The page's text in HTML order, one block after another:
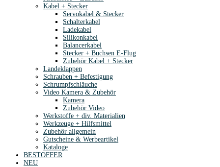
Kabel + Stecker
Servokabel & Stecker
Schalterkabel
Ladekabel
Silikonkabel
Balancerkabel
Stecker + Buchsen E-Flug
Zubehör Kabel + Stecker
Landeklappen
Schrauben + Befestigung
Schrumpfschläuche
Video Kamera & Zubehör
Kamera
Zubehör Video
Werkstoffe + div. Materialien
Werkzeuge + Hilfsmittel
Zubehör allgemein
Gutscheine & Werbeartikel
Kataloge
BESTOFFER
NEU